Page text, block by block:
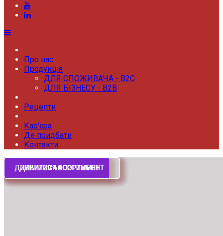
Про нас
Продукція
ДЛЯ СПОЖИВАЧА - B2C
ДЛЯ БІЗНЕСУ - B2B
Рецепти
Кар'єра
Де придбати
Контакти
ДИВИТИСЯ АСОРТИМЕНТ
ДИВИТИСЯ АСОРТИМЕНТ
ДИВИТИСЯ АСОРТИМЕНТ
ДИВИТИСЯ АСОРТИМЕНТ
ДИВИТИСЯ АСОРТИМЕНТ
ДИВИТИСЯ АСОРТИМЕНТ
ДИВИТИСЯ АСОРТИМЕНТ
ДИВИТИСЯ АСОРТИМЕНТ